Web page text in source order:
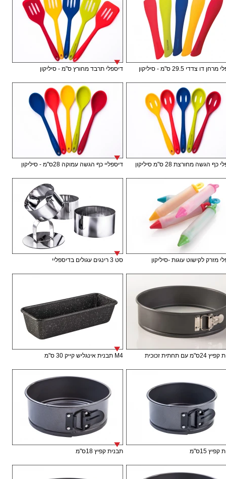
דו צדדי 29.5 ס"מ - סיליקון דיספלי תרבד מחורץ ס"מ - סיליקון
הגשה מחורצת 28 ס"מ סיליקון דיספליי כף הגשה עמוקה 28ס"מ - סיליקון
מזרק לקישוט עוגות -סיליקון סט 3 רינגים עגולים בדיספליי
עם תחתית זכוכית M4 תבנית אינגליש קייק 30 ס"מ
15ס"מ תבנית קפיץ 18ס"מ